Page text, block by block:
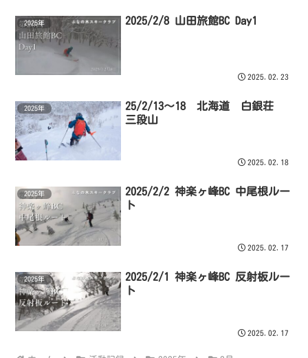
2025年 2025/2/8 山田旅館BC Day1
2025.02.23
2025年
25/2/13～18 北海道 白銀荘
三段山
2025.02.18
2025年
2025/2/2 神楽ヶ峰BC 中尾根ルー
ト
2025.02.17
2025年
2025/2/1 神楽ヶ峰BC 反射板ルー
ト
2025.02.17